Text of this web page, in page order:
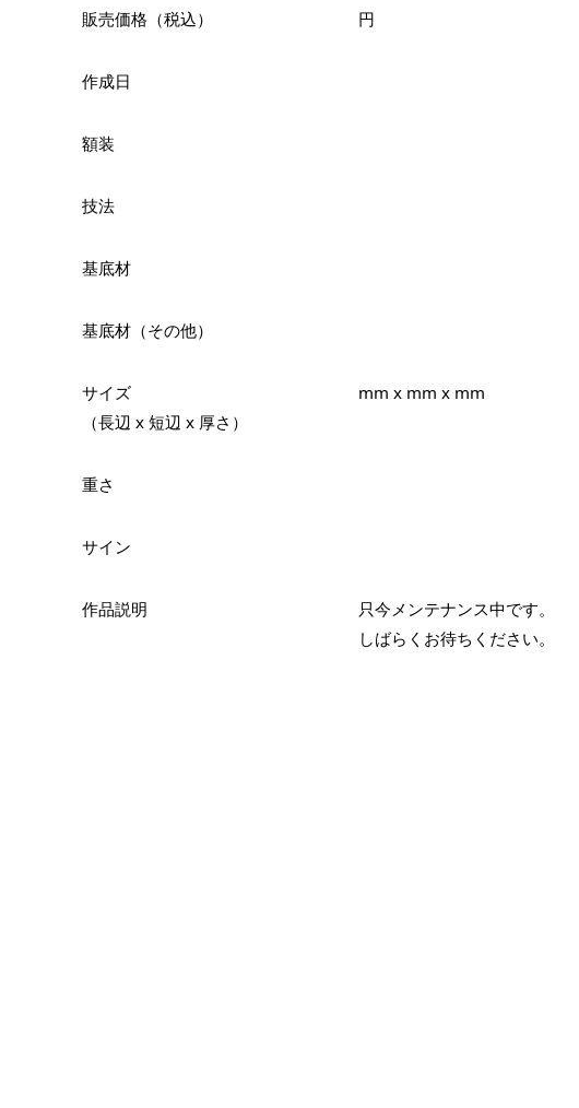
販売価格（税込） 円
作成日
額装
技法
基底材
基底材（その他）
サイズ
（長辺 x 短辺 x 厚さ）
mm x mm x mm
重さ
サイン
作品説明
只今メンテナンス中です。
しばらくお待ちください。